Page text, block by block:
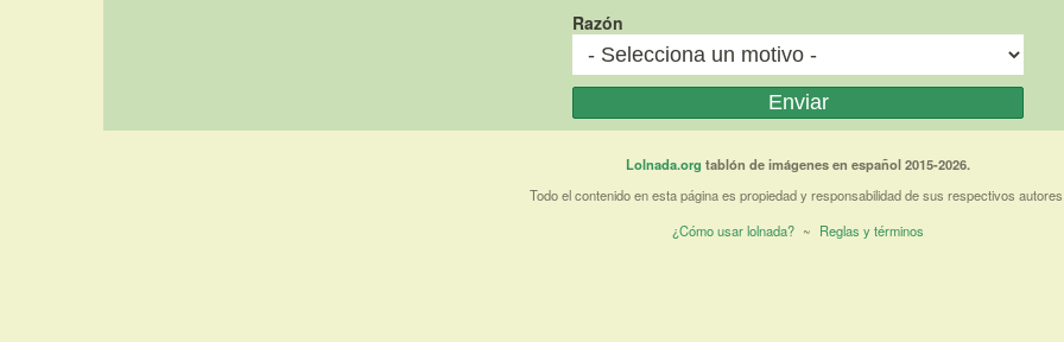
Razón
Lolnada.org tablón de imágenes en español 2015-2026.
Todo el contenido en esta página es propiedad y responsabilidad de sus respectivos
¿Cómo usar lolnada? ~ Reglas y términos